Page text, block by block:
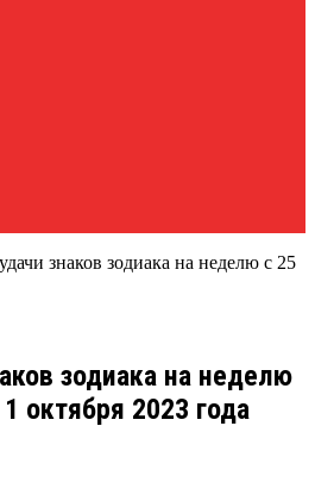
знаков зодиака на неделю с 25
зодиака на неделю
октября 2023 года